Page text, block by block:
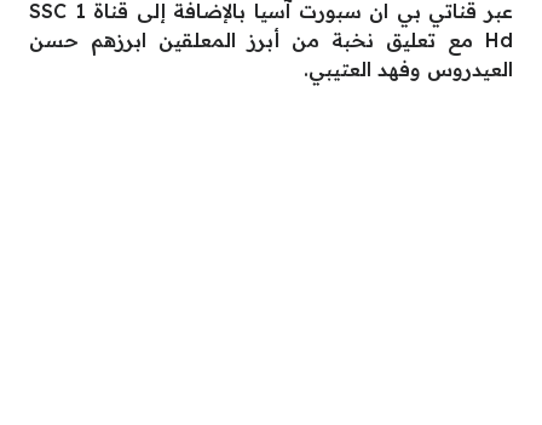
عبر قناتي بي ان سبورت آسيا بالإضافة إلى قناة SSC 1
Hd مع تعليق نخبة من أبرز المعلقين ابرزهم حسن
العيدروس وفهد العتيبي.